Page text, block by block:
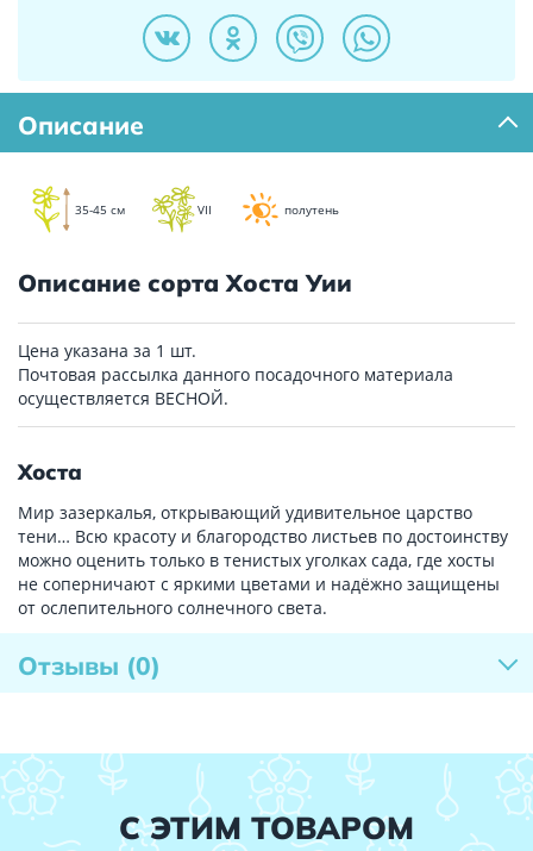
Описание
35-45 см VII полутень
Описание сорта Хоста Уии
Цена указана за 1 шт.
Почтовая рассылка данного посадочного материала
осуществляется ВЕСНОЙ.
Хоста
Мир зазеркалья, открывающий удивительное царство
тени… Всю красоту и благородство листьев по достоинству
можно оценить только в тенистых уголках сада, где хосты
не соперничают с яркими цветами и надёжно защищены
от ослепительного солнечного света.
Отзывы (0)
С ЭТИМ ТОВАРОМ